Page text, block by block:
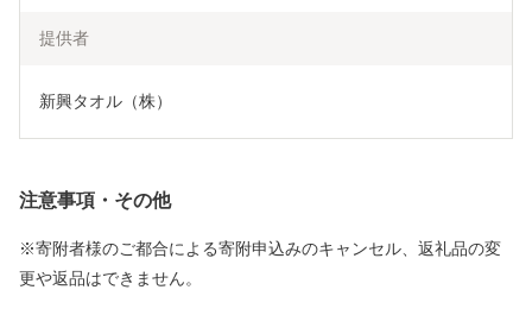
提供者
新興タオル（株）
注意事項・その他
※寄附者様のご都合による寄附申込みのキャンセル、返礼品の変
更や返品はできません。